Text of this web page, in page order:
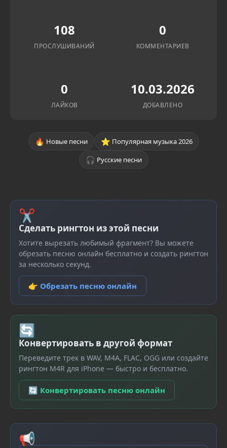
108
ПРОСЛУШИВАНИЙ
0
КОММЕНТАРИЕВ
0
ЛАЙКОВ
10.03.2026
ДОБАВЛЕНО
🔥 Новые песни ⭐ Популярная музыка 2026
🎧 Русские песни
✂
Сделать рингтон из этой песни
Хотите вырезать любимый фрагмент? Вы можете
обрезать песню онлайн бесплатно и создать рингтон
за несколько секунд.
👉 Обрезать песню онлайн
🔄
Конвертировать в другой формат
Переведите трек в WAV, M4A, FLAC, OGG или создайте
рингтон M4R для iPhone — быстро и бесплатно.
🔄 Конвертировать песню онлайн
📢